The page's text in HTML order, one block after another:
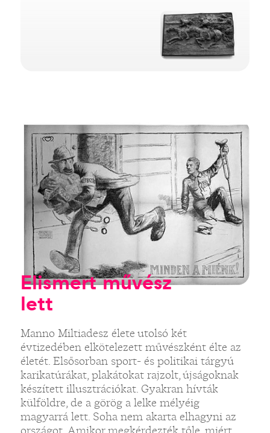
Elismert művész
lett
Manno Miltiadesz élete utolsó két
évtizedében elkötelezett művészként élte az
életét. Elsősorban sport- és politikai tárgyú
karikatúrákat, plakátokat rajzolt, újságoknak
készített illusztrációkat. Gyakran hívták
külföldre, de a görög a lelke mélyéig
magyarrá lett. Soha nem akarta elhagyni az